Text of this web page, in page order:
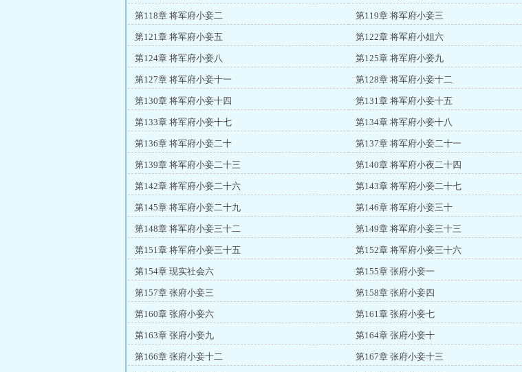
第118章 将军府小妾二 第119章 将军府小妾三
第121章 将军府小妾五 第122章 将军府小姐六
第124章 将军府小妾八 第125章 将军府小妾九
第127章 将军府小妾十一 第128章 将军府小妾十二
第130章 将军府小妾十四 第131章 将军府小妾十五
第133章 将军府小妾十七 第134章 将军府小妾十八
第136章 将军府小妾二十 第137章 将军府小妾二十一
第139章 将军府小妾二十三 第140章 将军府小夜二十四
第142章 将军府小妾二十六 第143章 将军府小妾二十七
第145章 将军府小妾二十九 第146章 将军府小妾三十
第148章 将军府小妾三十二 第149章 将军府小妾三十三
第151章 将军府小妾三十五 第152章 将军府小妾三十六
第154章 现实社会六 第155章 张府小妾一
第157章 张府小妾三 第158章 张府小妾四
第160章 张府小妾六 第161章 张府小妾七
第163章 张府小妾九 第164章 张府小妾十
第166章 张府小妾十二 第167章 张府小妾十三